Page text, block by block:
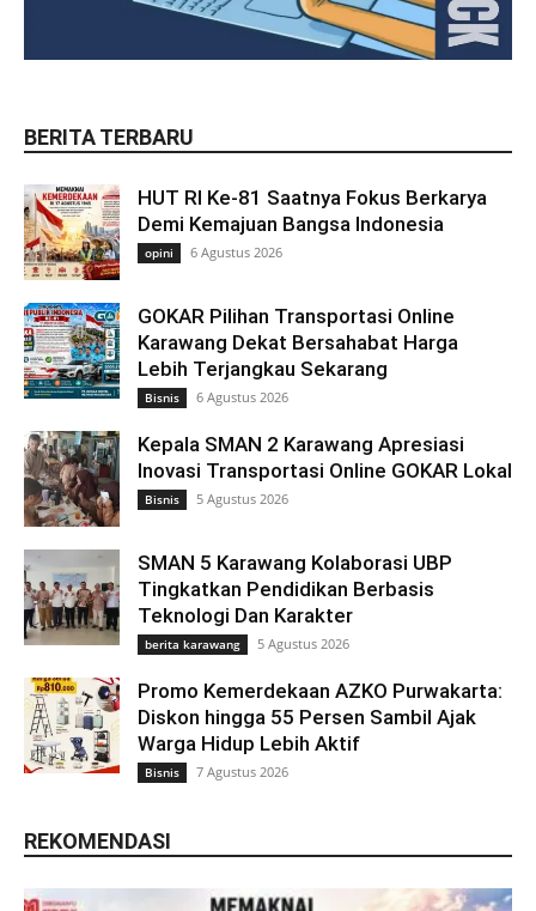
BERITA TERBARU
HUT RI Ke-81 Saatnya Fokus Berkarya
Demi Kemajuan Bangsa Indonesia
opini 6 Agustus 2026
GOKAR Pilihan Transportasi Online
Karawang Dekat Bersahabat Harga
Lebih Terjangkau Sekarang
Bisnis 6 Agustus 2026
Kepala SMAN 2 Karawang Apresiasi
Inovasi Transportasi Online GOKAR Lokal
Bisnis 5 Agustus 2026
SMAN 5 Karawang Kolaborasi UBP
Tingkatkan Pendidikan Berbasis
Teknologi Dan Karakter
berita karawang 5 Agustus 2026
Promo Kemerdekaan AZKO Purwakarta:
Diskon hingga 55 Persen Sambil Ajak
Warga Hidup Lebih Aktif
Bisnis 7 Agustus 2026
REKOMENDASI